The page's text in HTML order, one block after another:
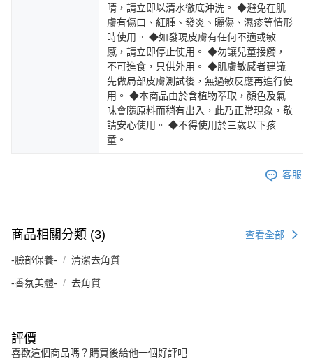
睛，請立即以清水徹底沖洗。 ◆避免在肌
膚有傷口、紅腫、發炎、曬傷、濕疹等情形
時使用。 ◆如發現皮膚有任何不適或敏
感，請立即停止使用。 ◆勿讓兒童接觸，
不可進食，只供外用。 ◆肌膚敏感者建議
先做局部皮膚測試後，無過敏反應再進行使
用。 ◆本商品由於含植物萃取，顏色及氣
味會隨原料而稍有出入，此乃正常現象，敬
請安心使用。 ◆不得使用於三歲以下孩
童。
客服
商品相關分類 (3) 查看全部
-臉部保養- 清潔去角質
-香氛美體- 去角質
評價
喜歡這個商品嗎？購買後給他一個好評吧